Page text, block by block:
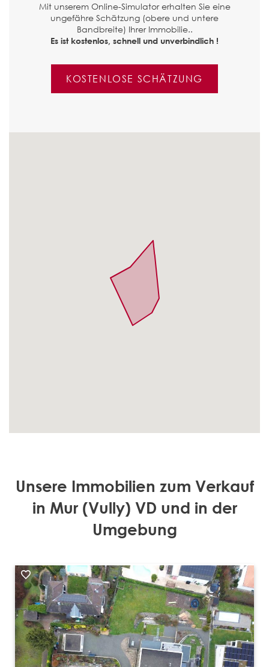
Mit unserem Online-Simulator erhalten Sie eine
ungefähre Schätzung (obere und untere
Bandbreite) Ihrer Immobilie..
Es ist kostenlos, schnell und unverbindlich !
KOSTENLOSE SCHÄTZUNG
Unsere Immobilien zum Verkauf
in Mur (Vully) VD und in der
Umgebung